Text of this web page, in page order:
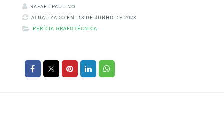
RAFAEL PAULINO
ATUALIZADO EM: 18 DE JUNHO DE 2023
PERÍCIA GRAFOTÉCNICA